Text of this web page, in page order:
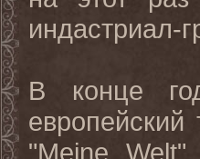
индастриал-
В конце
европейский
"Meine Welt